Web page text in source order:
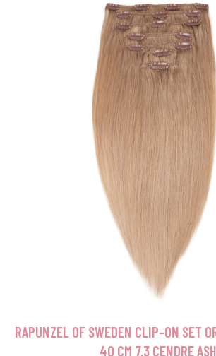
RAPUNZEL OF SWEDEN CLIP-ON SET
40 CM 7.3 CENDRE ASH